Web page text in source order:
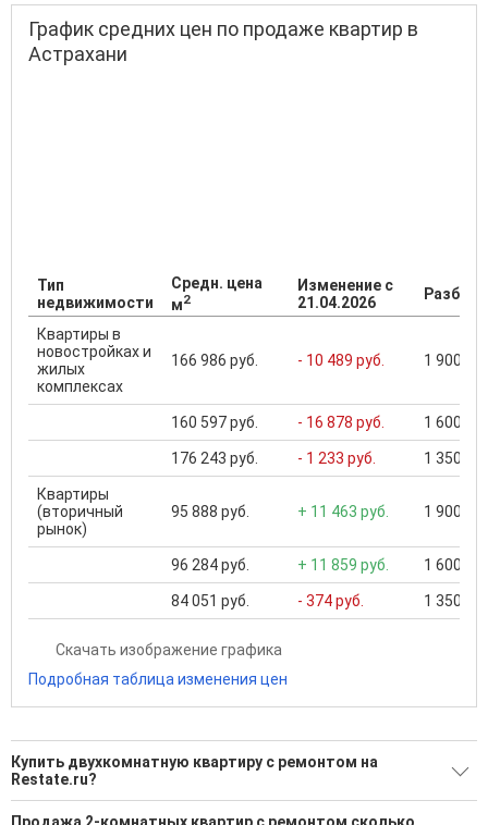
График средних цен по продаже квартир в
Астрахани
Тип
недвижимости
Средн. цена
м2
Изменение с
21.04.2026
Квартиры в
новостройках и
жилых
комплексах
166 986 руб. - 10 489 руб. 1 900
160 597 руб. - 16 878 руб. 1 600
176 243 руб. - 1 233 руб. 1 350
Квартиры
(вторичный
рынок)
95 888 руб. + 11 463 руб. 1 900
96 284 руб. + 11 859 руб. 1 600
84 051 руб. - 374 руб. 1 350
Скачать изображение графика
Подробная таблица изменения цен
Купить двухкомнатную квартиру с ремонтом на
Restate.ru?
Ищите, как Купить двухкомнатную квартиру с ремонтом?